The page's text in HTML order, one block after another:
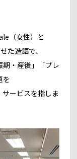
（女性）と
た造語で、
期・産後」「プレ
を
ービスを指しま